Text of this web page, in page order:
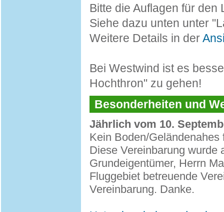
Bitte die Auflagen für
Siehe dazu unten unter
Weitere Details in der
Bei Westwind ist es
Hochthron" zu gehen!
Besonderheiten und
Jährlich vom 10.
Kein Boden/
Diese Vereinbarung wurde
Grundeigentümer, Herrn
Fluggebiet betreuende
Vereinbarung. Danke.